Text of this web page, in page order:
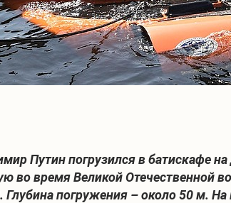
Путин погрузился в батискафе
во время Великой
погружения – около 50 м.